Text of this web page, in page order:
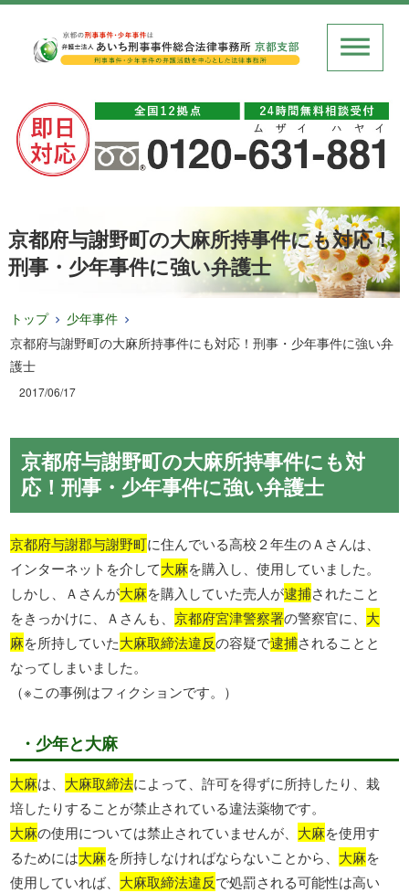
京都府与謝野町の大麻所持事件にも対応！
刑事・少年事件に強い弁護士
トップ
少年事件
京都府与謝野町の大麻所持事件にも対応！刑事・少年事件に強い弁
護士
2017/06/17
京都府与謝野町の大麻所持事件にも対
応！刑事・少年事件に強い弁護士
京都府与謝郡与謝野町に住んでいる高校２年生のＡさんは、
インターネットを介して大麻を購入し、使用していました。
しかし、Ａさんが大麻を購入していた売人が逮捕されたこと
をきっかけに、Ａさんも、京都府宮津警察署の警察官に、 大
麻を所持していた大麻取締法違反の容疑で逮捕されることと
なってしまいました。
（※この事例はフィクションです。）
・少年と大麻
大麻は、 大麻取締法によって、許可を得ずに所持したり、栽
培したりすることが禁止されている違法薬物です。
大麻の使用については禁止されていませんが、 大麻を使用す
るためには大麻を所持しなければならないことから、 大麻を
使用していれば、 大麻取締法違反で処罰される可能性は高い